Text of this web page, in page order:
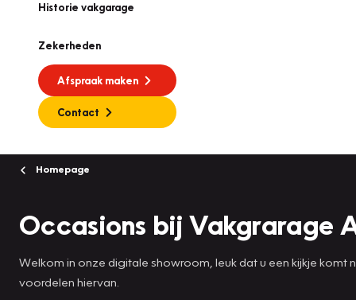
Historie vakgarage
Zekerheden
Afspraak maken
Contact
Homepage
Occasions bij Vakgrarage
Welkom in onze digitale showroom, leuk dat u een kijkje
voordelen hiervan.